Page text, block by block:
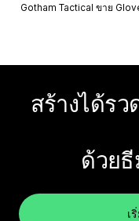
Gotham Tactical ขาย
สร้างได้ร
ด้วย
เ